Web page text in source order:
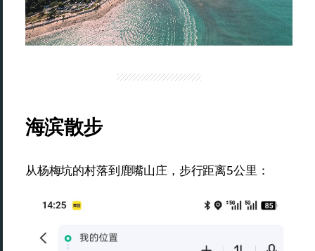
海滨散步
从杨梅坑的村落到鹿嘴山庄，步行距离5公里：